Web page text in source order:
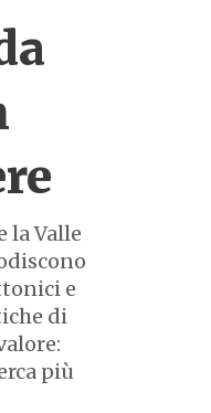
la Valle
e
di
più